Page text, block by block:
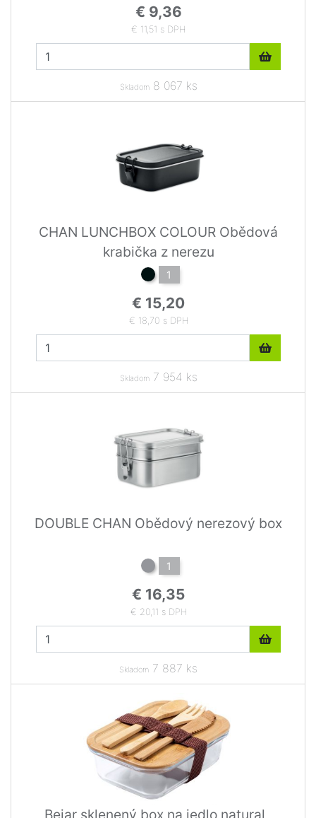
€ 9,36
€ 11,51 s DPH
Skladom8 067 ks
CHAN LUNCHBOX COLOUR Obědová
krabička z nerezu
1
€ 15,20
€ 18,70 s DPH
Skladom7 954 ks
DOUBLE CHAN Obědový nerezový box
1
€ 16,35
€ 20,11 s DPH
Skladom 7 887 ks
Bejar sklenený box na jedlo natural ,